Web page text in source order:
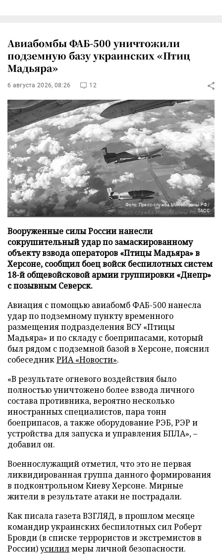
Авиабомбы ФАБ-500 уничтожили
подземную базу украинских «Птиц
Мадьяра»
6 августа 2026, 08:26 12
Фото: Пресс-служба Минобороны РФ/
ТАСС
Вооруженные силы России нанесли
сокрушительный удар по замаскированному
объекту взвода операторов «Птицы Мадьяра» в
Херсоне, сообщил боец войск беспилотных систем
18-й общевойсковой армии группировки «Днепр»
с позывным Северск.
Авиация с помощью авиабомб ФАБ-500 нанесла
удар по подземному пункту временного
размещения подразделения ВСУ «Птицы
Мадьяра» и по складу с боеприпасами, который
был рядом с подземной базой в Херсоне, пояснил
собеседникРИА «Новости».
«В результате огневого воздействия было
полностью уничтожено более взвода личного
состава противника, вероятно несколько
иностранных специалистов, пара тонн
боеприпасов, а также оборудование РЭБ, РЭР и
устройства для запуска и управления БПЛА», –
добавил он.
Военнослужащий отметил, что это не первая
ликвидированная группа данного формирования
в подконтрольном Киеву Херсоне. Мирные
жители в результате атаки не пострадали.
Как писала газета ВЗГЛЯД, в прошлом месяце
командир украинских беспилотных сил Роберт
Бровди (в списке террористов и экстремистов в
России)усилилмеры личной безопасности.